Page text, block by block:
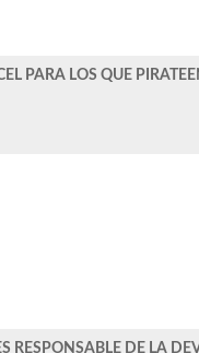
PARA LOS QUE
RESPONSABLE DE LA